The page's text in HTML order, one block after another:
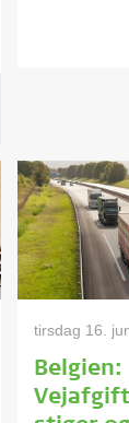
tirsdag 16.
Belgien: